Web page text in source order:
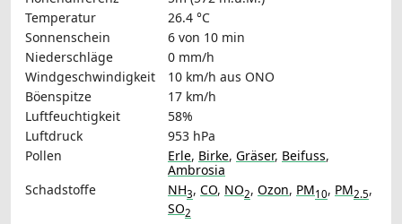
Temperatur
26.4 °C
Sonnenschein
6 von 10 min
Niederschläge
0 mm/h
Windgeschwindigkeit
10 km/h aus ONO
Böenspitze
17 km/h
Luftfeuchtigkeit
58%
Luftdruck
953 hPa
Pollen
Erle, Birke, Gräser, Beifuss,
Ambrosia
Schadstoffe
NH3, CO, NO2, Ozon, PM10, PM2.5,
SO2